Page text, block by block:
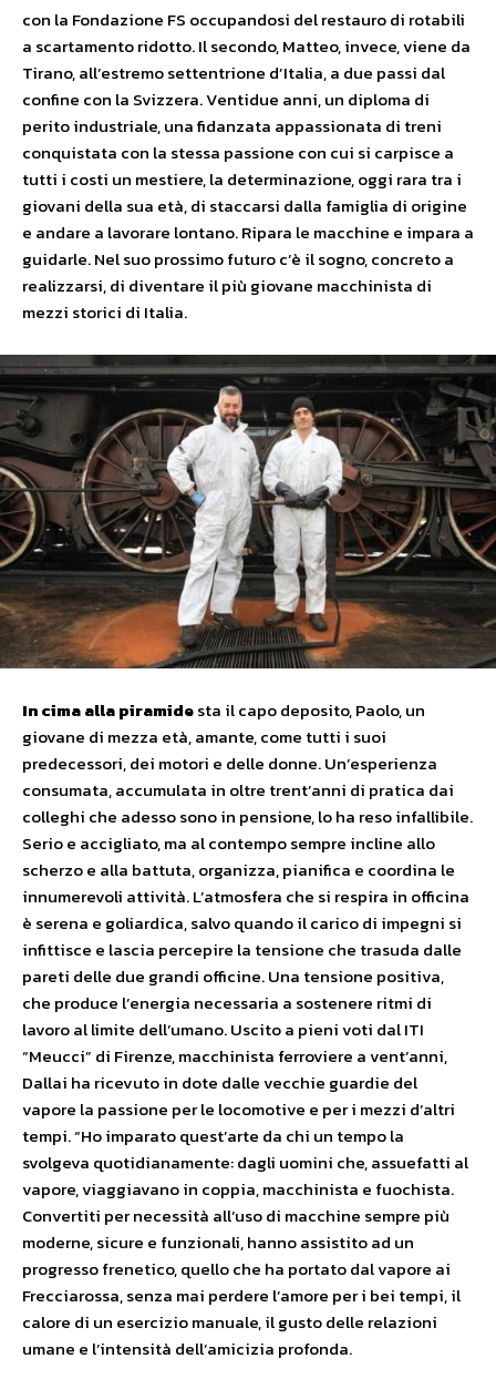
con la Fondazione FS occupandosi del restauro di rotabili
a scartamento ridotto. Il secondo, Matteo, invece, viene da
Tirano, all’estremo settentrione d’Italia, a due passi dal
confine con la Svizzera. Ventidue anni, un diploma di
perito industriale, una fidanzata appassionata di treni
conquistata con la stessa passione con cui si carpisce a
tutti i costi un mestiere, la determinazione, oggi rara tra i
giovani della sua età, di staccarsi dalla famiglia di origine
e andare a lavorare lontano. Ripara le macchine e impara a
guidarle. Nel suo prossimo futuro c’è il sogno, concreto a
realizzarsi, di diventare il più giovane macchinista di
mezzi storici di Italia.
Incimaallapiramidesta il capo deposito, Paolo, un
giovane di mezza età, amante, come tutti i suoi
predecessori, dei motori e delle donne. Un’esperienza
consumata, accumulata in oltre trent’anni di pratica dai
colleghi che adesso sono in pensione, lo ha reso infallibile.
Serio e accigliato, ma al contempo sempre incline allo
scherzo e alla battuta, organizza, pianifica e coordina le
innumerevoli attività. L’atmosfera che si respira in officina
è serena e goliardica, salvo quando il carico di impegni si
infittisce e lascia percepire la tensione che trasuda dalle
pareti delle due grandi officine. Una tensione positiva,
che produce l’energia necessaria a sostenere ritmi di
lavoro al limite dell’umano. Uscito a pieni voti dal ITI
“Meucci” di Firenze, macchinista ferroviere a vent’anni,
Dallai ha ricevuto in dote dalle vecchie guardie del
vapore la passione per le locomotive e per i mezzi d’altri
tempi. “Ho imparato quest’arte da chi un tempo la
svolgeva quotidianamente: dagli uomini che, assuefatti al
vapore, viaggiavano in coppia, macchinista e fuochista.
Convertiti per necessità all’uso di macchine sempre più
moderne, sicure e funzionali, hanno assistito ad un
progresso frenetico, quello che ha portato dal vapore ai
Frecciarossa, senza mai perdere l’amore per i bei tempi, il
calore di un esercizio manuale, il gusto delle relazioni
umane e l’intensità dell’amicizia profonda.